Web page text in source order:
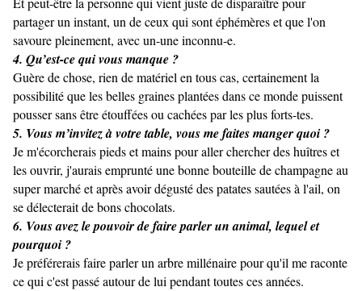
partager un instant, un de ceux qui sont éphémères et que l'on
savoure pleinement, avec un-une inconnu-e.
4. Qu’est-ce qui vous manque ?
Guère de chose, rien de matériel en tous cas, certainement la
possibilité que les belles graines plantées dans ce monde puissent
pousser sans être étouffées ou cachées par les plus forts-tes.
5. Vous m’invitez à votre table, vous me faites manger quoi ?
Je m'écorcherais pieds et mains pour aller chercher des huîtres et
les ouvrir, j'aurais emprunté une bonne bouteille de champagne au
super marché et après avoir dégusté des patates sautées à l'ail, on
se délecterait de bons chocolats.
6. Vous avez le pouvoir de faire parler un animal, lequel et
pourquoi ?
Je préférerais faire parler un arbre millénaire pour qu'il me raconte
ce qui c'est passé autour de lui pendant toutes ces années.